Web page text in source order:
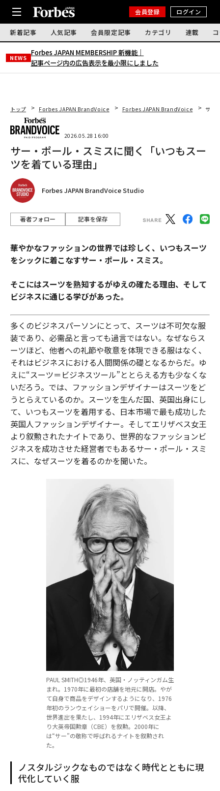
会員登録 ログイン
新着記事 人気記事 会員限定記事 カテゴリ 連載
NEWS
Forbes JAPAN MEMBERSHIP 新機能｜
記事ページ内の広告表示を最小限にしました
トップ Forbes JAPAN BrandVoice Forbes JAPAN BrandVoice サー
2026.05.28 16:00
サー・ポール・スミスに聞く「いつもスー
ツを着ている理由」
Forbes JAPAN BrandVoice Studio
著者フォロー 記事を保存
華やかなファッションの世界では珍しく、いつもスーツ
をシックに着こなすサー・ポール・スミス。
そこにはスーツを熟知するがゆえの確たる理由、そして
ビジネスに通じる学びがあった。
多くのビジネスパーソンにとって、スーツは不可欠な服
装であり、必需品と言っても過言ではない。なぜならス
ーツほど、他者への礼節や敬意を体現できる服はなく、
それはビジネスにおける人間関係の礎となるからだ。ゆ
えに“スーツ＝ビジネスツール”ととらえる方も少なくな
いだろう。では、ファッションデザイナーはスーツをど
うとらえているのか。スーツを生んだ国、英国出身にし
て、いつもスーツを着用する、日本市場で最も成功した
英国人ファッションデザイナー。そしてエリザベス女王
より叙勲されたナイトであり、世界的なファッションビ
ジネスを成功させた経営者でもあるサー・ポール・スミ
スに、なぜスーツを着るのかを聞いた。
PAUL SMITH◎1946年、英国・ノッティンガム生
まれ。1970年に最初の店舗を地元に開店。やが
て自身で商品をデザインするようになり、1976
年初のランウェイショーをパリで開催。以降、
世界進出を果たし、1994年にエリザベス女王よ
り大英帝国勲章（CBE）を叙勲。2000年に
は“サー”の敬称で呼ばれるナイトを叙勲され
た。
ノスタルジックなものではなく時代とともに現
代化していく服